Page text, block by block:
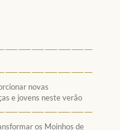
novas
e jovens neste verão
os Moinhos de